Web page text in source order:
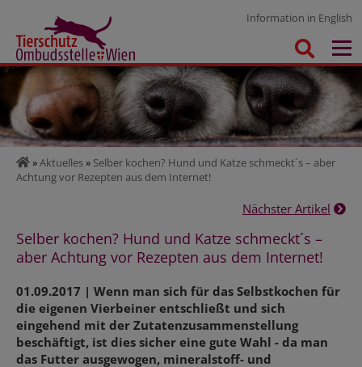
Information in English
»Aktuelles» Selber kochen? Hund und Katze schmeckt´s – aber
Achtung vor Rezepten aus dem Internet!
Nächster Artikel
Selber kochen? Hund und Katze schmeckt´s –
aber Achtung vor Rezepten aus dem Internet!
01.09.2017 | Wenn man sich für das Selbstkochen für
die eigenen Vierbeiner entschließt und sich
eingehend mit der Zutatenzusammenstellung
beschäftigt, ist dies sicher eine gute Wahl - da man
das Futter ausgewogen, mineralstoff- und